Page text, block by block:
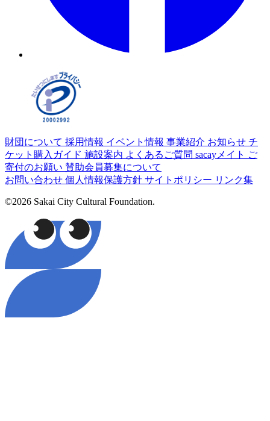
財団について 採用情報 イベント情報 事業紹介 お知らせ チ
ケット購入ガイド 施設案内 よくあるご質問 sacayメイト ご
寄付のお願い 賛助会員募集について
お問い合わせ 個人情報保護方針 サイトポリシー リンク集
©2026 Sakai City Cultural Foundation.